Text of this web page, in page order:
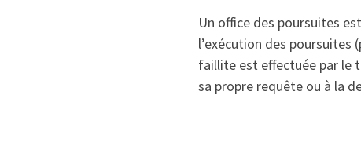
Un office des poursuites
l’exécution des poursuites
faillite est effectuée par le
sa propre requête ou à la